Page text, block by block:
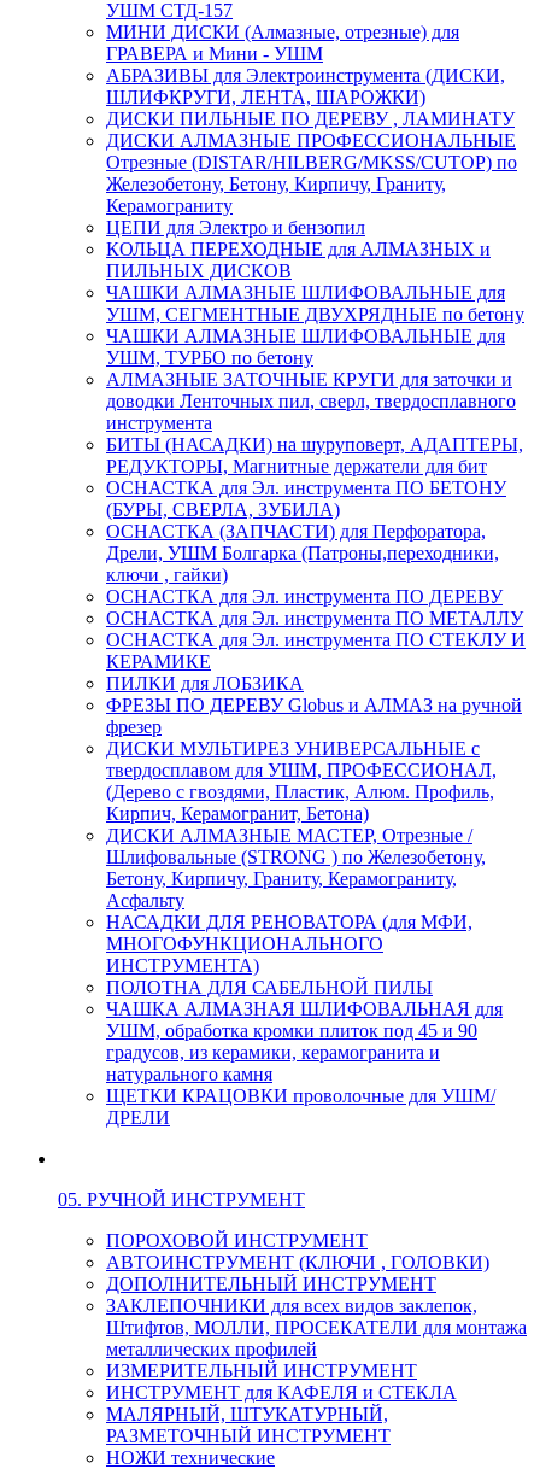
УШМ СТД-157
МИНИ ДИСКИ (Алмазные, отрезные) для
ГРАВЕРА и Мини - УШМ
АБРАЗИВЫ для Электроинструмента (ДИСКИ,
ШЛИФКРУГИ, ЛЕНТА, ШАРОЖКИ)
ДИСКИ ПИЛЬНЫЕ ПО ДЕРЕВУ , ЛАМИНАТУ
ДИСКИ АЛМАЗНЫЕ ПРОФЕССИОНАЛЬНЫЕ
Отрезные (DISTAR/HILBERG/MKSS/CUTOP) по
Железобетону, Бетону, Кирпичу, Граниту,
Керамограниту
ЦЕПИ для Электро и бензопил
КОЛЬЦА ПЕРЕХОДНЫЕ для АЛМАЗНЫХ и
ПИЛЬНЫХ ДИСКОВ
ЧАШКИ АЛМАЗНЫЕ ШЛИФОВАЛЬНЫЕ для
УШМ, СЕГМЕНТНЫЕ ДВУХРЯДНЫЕ по бетону
ЧАШКИ АЛМАЗНЫЕ ШЛИФОВАЛЬНЫЕ для
УШМ, ТУРБО по бетону
АЛМАЗНЫЕ ЗАТОЧНЫЕ КРУГИ для заточки и
доводки Ленточных пил, сверл, твердосплавного
инструмента
БИТЫ (НАСАДКИ) на шуруповерт, АДАПТЕРЫ,
РЕДУКТОРЫ, Магнитные держатели для бит
ОСНАСТКА для Эл. инструмента ПО БЕТОНУ
(БУРЫ, СВЕРЛА, ЗУБИЛА)
ОСНАСТКА (ЗАПЧАСТИ) для Перфоратора,
Дрели, УШМ Болгарка (Патроны,переходники,
ключи , гайки)
ОСНАСТКА для Эл. инструмента ПО ДЕРЕВУ
ОСНАСТКА для Эл. инструмента ПО МЕТАЛЛУ
ОСНАСТКА для Эл. инструмента ПО СТЕКЛУ И
КЕРАМИКЕ
ПИЛКИ для ЛОБЗИКА
ФРЕЗЫ ПО ДЕРЕВУ Globus и АЛМАЗ на ручной
фрезер
ДИСКИ МУЛЬТИРЕЗ УНИВЕРСАЛЬНЫЕ с
твердосплавом для УШМ, ПРОФЕССИОНАЛ,
(Дерево с гвоздями, Пластик, Алюм. Профиль,
Кирпич, Керамогранит, Бетона)
ДИСКИ АЛМАЗНЫЕ МАСТЕР, Отрезные /
Шлифовальные (STRONG ) по Железобетону,
Бетону, Кирпичу, Граниту, Керамограниту,
Асфальту
НАСАДКИ ДЛЯ РЕНОВАТОРА (для МФИ,
МНОГОФУНКЦИОНАЛЬНОГО
ИНСТРУМЕНТА)
ПОЛОТНА ДЛЯ САБЕЛЬНОЙ ПИЛЫ
ЧАШКА АЛМАЗНАЯ ШЛИФОВАЛЬНАЯ для
УШМ, обработка кромки плиток под 45 и 90
градусов, из керамики, керамогранита и
натурального камня
ЩЕТКИ КРАЦОВКИ проволочные для УШМ/
ДРЕЛИ
05. РУЧНОЙ ИНСТРУМЕНТ
ПОРОХОВОЙ ИНСТРУМЕНТ
АВТОИНСТРУМЕНТ (КЛЮЧИ , ГОЛОВКИ)
ДОПОЛНИТЕЛЬНЫЙ ИНСТРУМЕНТ
ЗАКЛЕПОЧНИКИ для всех видов заклепок,
Штифтов, МОЛЛИ, ПРОСЕКАТЕЛИ для монтажа
металлических профилей
ИЗМЕРИТЕЛЬНЫЙ ИНСТРУМЕНТ
ИНСТРУМЕНТ для КАФЕЛЯ и СТЕКЛА
МАЛЯРНЫЙ, ШТУКАТУРНЫЙ,
РАЗМЕТОЧНЫЙ ИНСТРУМЕНТ
НОЖИ технические